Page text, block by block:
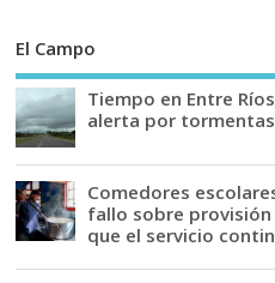
El Campo
Tiempo en Entre
alerta por tormentas
Comedores
fallo sobre
que el servicio